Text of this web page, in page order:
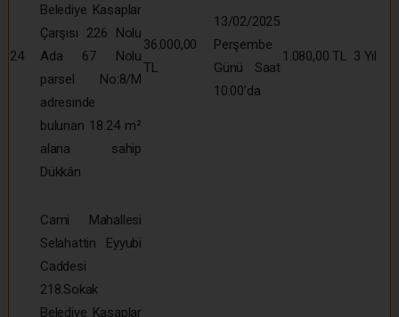
24
Belediye Kasaplar
Çarşısı 226 Nolu
Ada 67 Nolu
parsel No:8/M
adresinde
bulunan 18.24 m²
alana sahip
Dükkân
36.000,00
TL
13/02/2025
Perşembe
Günü Saat
10:00’da
1.080,00 TL 3 Yıl
Cami Mahallesi
Selahattin Eyyubi
Caddesi
218.Sokak
Belediye Kasaplar